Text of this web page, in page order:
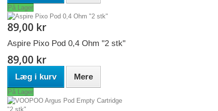
På Lager
89,00 kr
Aspire Pixo Pod 0,4 Ohm "2 stk"
89,00 kr
Læg i kurv Mere
På Lager